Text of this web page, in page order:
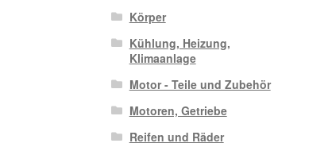
Körper
Kühlung, Heizung,
Klimaanlage
Motor - Teile und Zubehör
Motoren, Getriebe
Reifen und Räder